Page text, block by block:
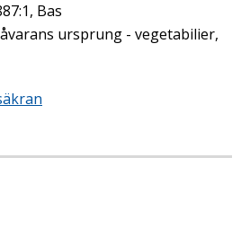
Bas
ursprung - vegetabilier,